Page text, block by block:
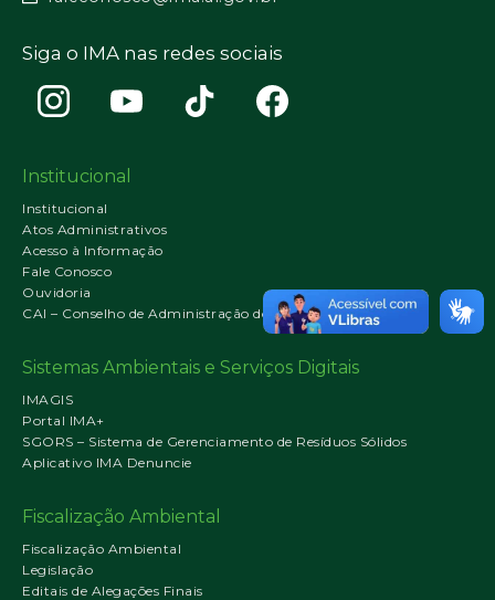
Siga o IMA nas redes sociais
Institucional
Institucional
Atos Administrativos
Acesso à Informação
Fale Conosco
Ouvidoria
CAI – Conselho de Administração do IMA
Sistemas Ambientais e Serviços Digitais
IMAGIS
Portal IMA+
SGORS – Sistema de Gerenciamento de Resíduos Sólidos
Aplicativo IMA Denuncie
Fiscalização Ambiental
Fiscalização Ambiental
Legislação
Editais de Alegações Finais